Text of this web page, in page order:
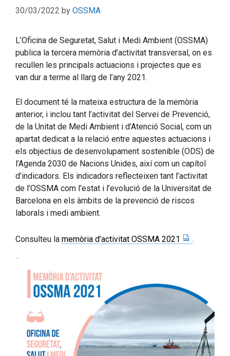
30/03/2022 by OSSMA
L’Oficina de Seguretat, Salut i Medi Ambient (OSSMA)
publica la tercera memòria d’activitat transversal, on es
recullen les principals actuacions i projectes que es
van dur a terme al llarg de l’any 2021.
El document té la mateixa estructura de la memòria
anterior, i inclou tant l’activitat del Servei de Prevenció,
de la Unitat de Medi Ambient i d’Atenció Social, com un
apartat dedicat a la relació entre aquestes actuacions i
els objectius de desenvolupament sostenible (ODS) de
l’Agenda 2030 de Nacions Unides, així com un capítol
d’indicadors. Els indicadors reflecteixen tant l’activitat
de l’OSSMA com l’estat i l’evolució de la Universitat de
Barcelona en els àmbits de la prevenció de riscos
laborals i medi ambient.
Consulteu la memòria d’activitat OSSMA 2021 .